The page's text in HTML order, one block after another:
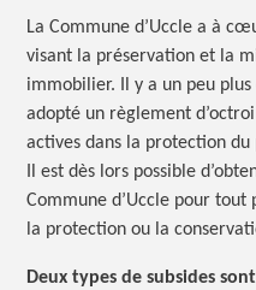
La Commune d’Uccle a à
visant la préservation et la
immobilier. Il y a un peu plus
adopté un règlement
actives dans la protection
Il est dès lors possible
Commune d’Uccle pour
la protection ou la
Deux types de subsides